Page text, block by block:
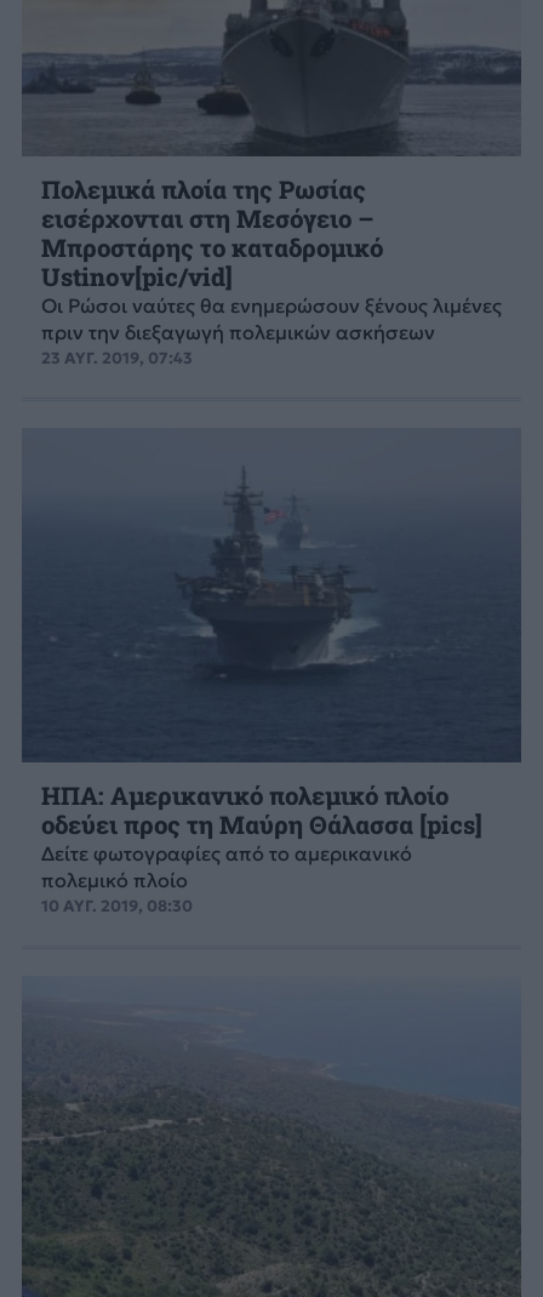
Πολεμικά πλοία της Ρωσίας
εισέρχονται στη Μεσόγειο –
Μπροστάρης το καταδρομικό
Ustinov[pic/vid]
Οι Ρώσοι ναύτες θα ενημερώσουν ξένους λιμένες
πριν την διεξαγωγή πολεμικών ασκήσεων
23 ΑΥΓ. 2019, 07:43
ΗΠΑ: Αμερικανικό πολεμικό πλοίο
οδεύει προς τη Μαύρη Θάλασσα [pics]
Δείτε φωτογραφίες από το αμερικανικό
πολεμικό πλοίο
10 ΑΥΓ. 2019, 08:30